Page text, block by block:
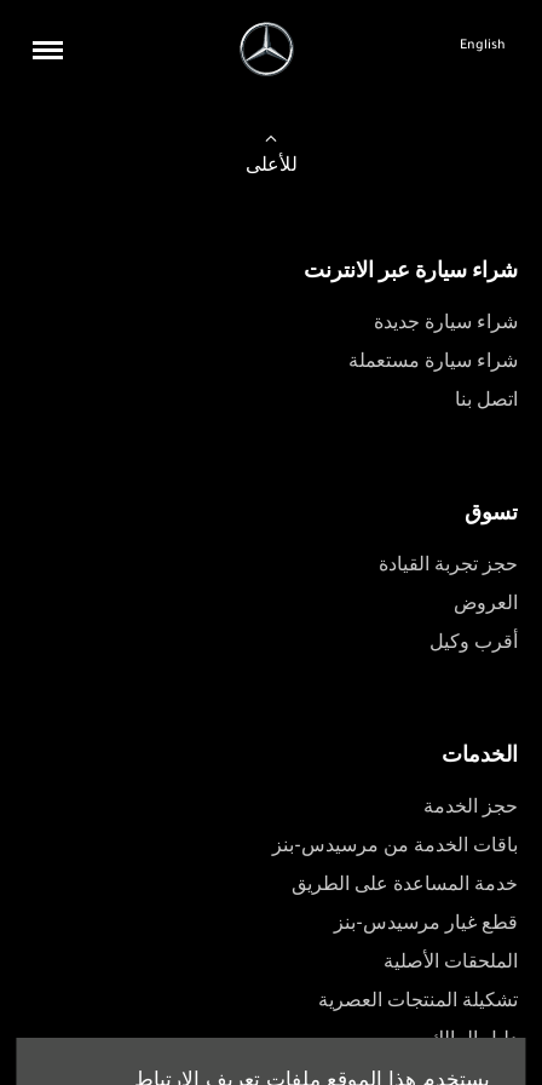
يستخدم هذا الموقع ملفات تعريف الارتباط
English
للأعلى
شراء سيارة عبر الانترنت
شراء سيارة جديدة
شراء سيارة مستعملة
اتصل بنا
تسوق
حجز تجربة القيادة
العروض
أقرب وكيل
الخدمات
حجز الخدمة
باقات الخدمة من مرسيدس-بنز
خدمة المساعدة على الطريق
قطع غيار مرسيدس-بنز
الملحقات الأصلية
تشكيلة المنتجات العصرية
دليل المالك